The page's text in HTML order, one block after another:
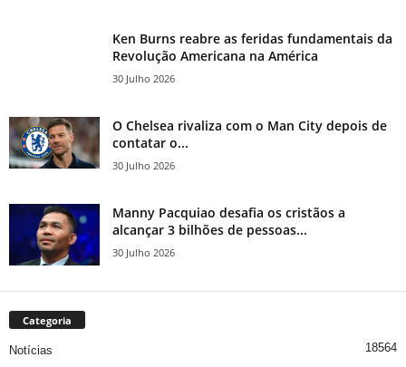
Ken Burns reabre as feridas fundamentais da
Revolução Americana na América
30 Julho 2026
O Chelsea rivaliza com o Man City depois de
contatar o...
30 Julho 2026
Manny Pacquiao desafia os cristãos a
alcançar 3 bilhões de pessoas...
30 Julho 2026
Categoria
Notícias 18564